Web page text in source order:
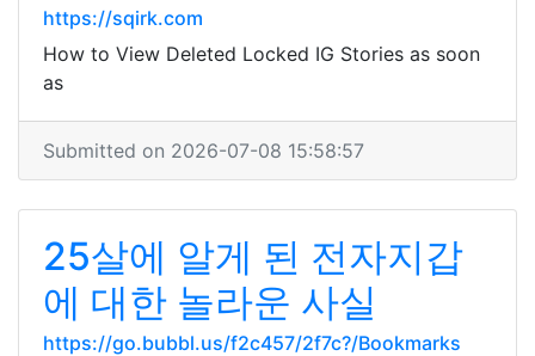
https://sqirk.com
How to View Deleted Locked IG Stories as soon
as
Submitted on 2026-07-08 15:58:57
25살에 알게 된 전자지갑
에 대한 놀라운 사실
https://go.bubbl.us/f2c457/2f7c?/Bookmarks